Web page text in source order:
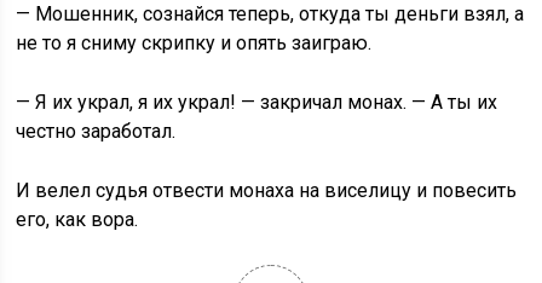
— Мошенник, сознайся теперь, откуда ты деньги взял, а
не то я сниму скрипку и опять заиграю.
— Я их украл, я их украл! — закричал монах. — А ты их
честно заработал.
И велел судья отвести монаха на виселицу и повесить
его, как вора.